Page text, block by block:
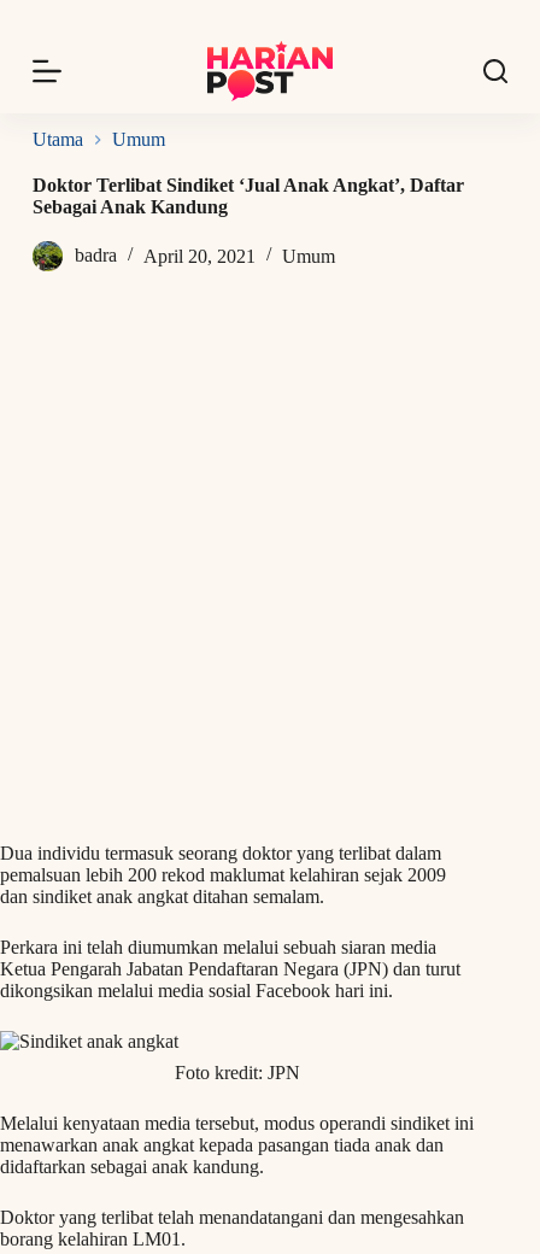
p
o
o
n
n
Utama Umum
Doktor Terlibat Sindiket ‘Jual Anak Angkat’, Daftar
Sebagai Anak Kandung
badra April 20, 2021 Umum
Dua individu termasuk seorang doktor yang terlibat dalam
pemalsuan lebih 200 rekod maklumat kelahiran sejak 2009
dan sindiket anak angkat ditahan semalam.
Perkara ini telah diumumkan melalui sebuah siaran media
Ketua Pengarah Jabatan Pendaftaran Negara (JPN) dan turut
dikongsikan melalui media sosial Facebook hari ini.
Foto kredit: JPN
Melalui kenyataan media tersebut, modus operandi sindiket ini
menawarkan anak angkat kepada pasangan tiada anak dan
didaftarkan sebagai anak kandung.
Doktor yang terlibat telah menandatangani dan mengesahkan
borang kelahiran LM01.